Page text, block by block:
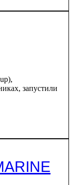
запустили